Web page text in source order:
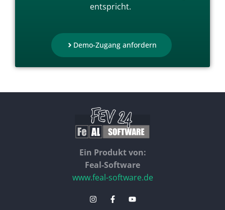
entspricht.
Demo-Zugang anfordern
Ein Produkt von:
Feal-Software
www.feal-software.de